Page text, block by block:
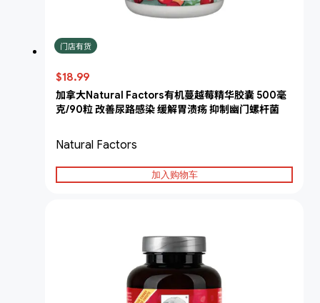
门店有货
$18.99
加拿大Natural Factors有机蔓越莓精华胶囊 500毫
克/90粒 改善尿路感染 缓解胃溃疡 抑制幽门螺杆菌
Natural Factors
加入购物车